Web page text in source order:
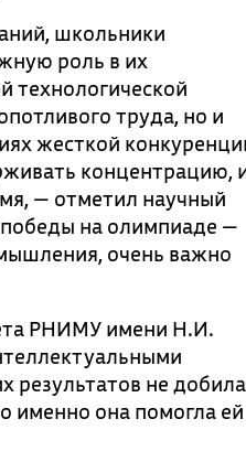
школьники
роль в их
технологической
труда, но и
жесткой
концентрацию,
— отметил научный
на олимпиаде —
очень важно
РНИМУ имени Н.И.
результатов не
именно она помогла ей